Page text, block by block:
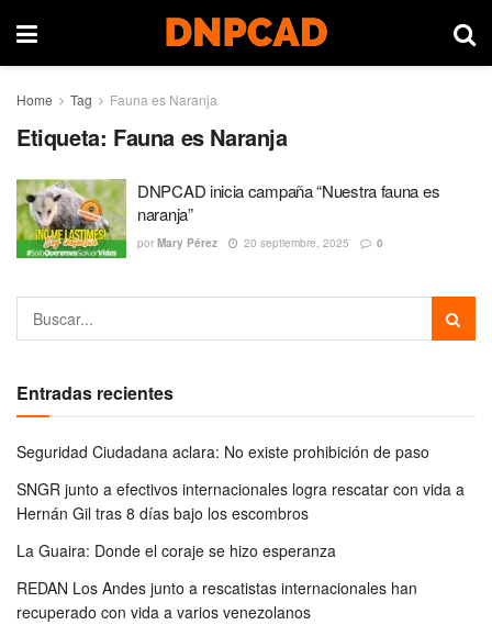
Home Tag Fauna es Naranja
Etiqueta: Fauna es Naranja
DNPCAD inicia campaña “Nuestra fauna es
naranja”
por Mary Pérez 20 septiembre, 2025 0
Entradas recientes
Seguridad Ciudadana aclara: No existe prohibición de paso
SNGR junto a efectivos internacionales logra rescatar con vida a
Hernán Gil tras 8 días bajo los escombros
La Guaira: Donde el coraje se hizo esperanza
REDAN Los Andes junto a rescatistas internacionales han
recuperado con vida a varios venezolanos